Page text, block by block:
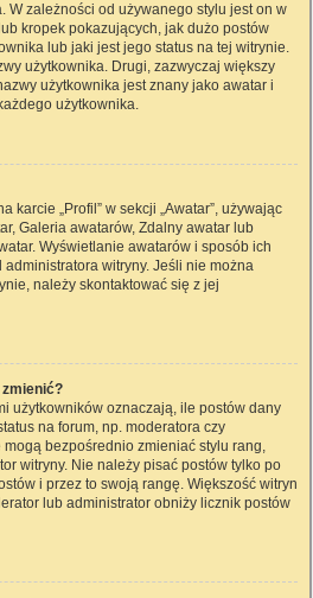
W zależności od używanego stylu jest on w
kropek pokazujących, jak dużo postów
lub jaki jest jego status na tej witrynie.
użytkownika. Drugi, zazwyczaj większy
użytkownika jest znany jako awatar i
użytkownika.
karcie „Profil” w sekcji „Awatar”, używając
Galeria awatarów, Zdalny awatar lub
Wyświetlanie awatarów i sposób ich
witryny. Jeśli nie można
należy skontaktować się z jej
użytkowników oznaczają, ile postów dany
na forum, np. moderatora czy
bezpośrednio zmieniać stylu rang,
witryny. Nie należy pisać postów tylko po
i przez to swoją rangę. Większość witryn
lub administrator obniży licznik postów